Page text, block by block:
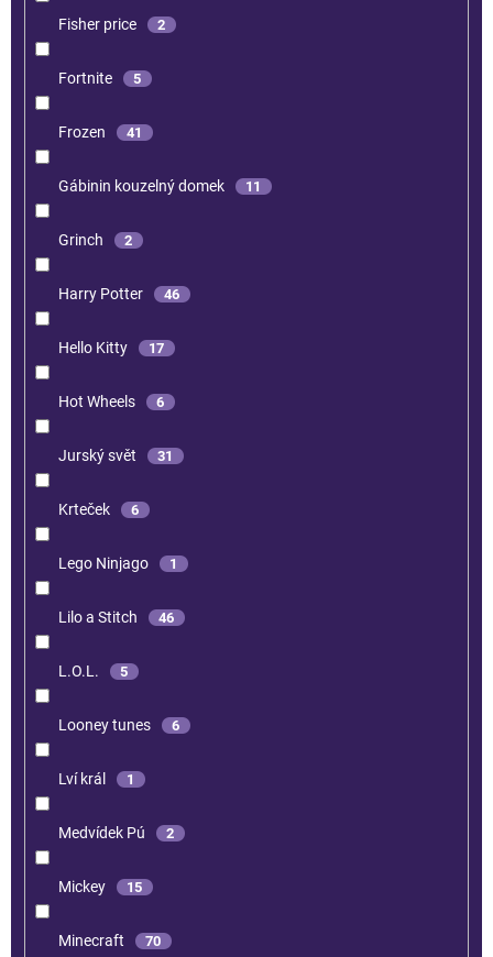
Fisher price 2
Fortnite 5
Frozen 41
Gábinin kouzelný domek 11
Grinch 2
Harry Potter 46
Hello Kitty 17
Hot Wheels 6
Jurský svět 31
Krteček 6
Lego Ninjago 1
Lilo a Stitch 46
L.O.L. 5
Looney tunes 6
Lví král 1
Medvídek Pú 2
Mickey 15
Minecraft 70